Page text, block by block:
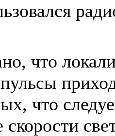
что
что